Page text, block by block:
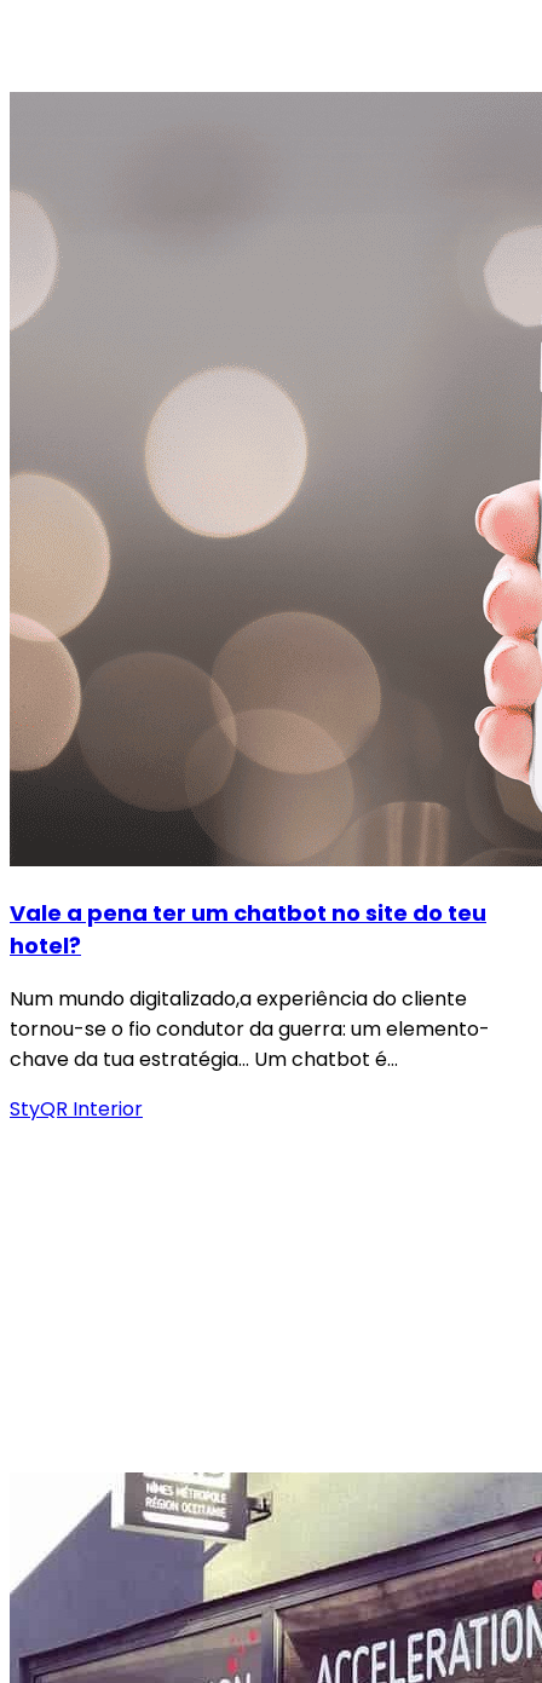
Vale a pena ter um chatbot no site do teu
hotel?
Num mundo digitalizado,a experiência do cliente
tornou-se o fio condutor da guerra: um elemento-
chave da tua estratégia… Um chatbot é…
StyQR Interior